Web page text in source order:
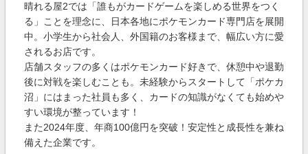
晴れる屋2では「誰もがカードゲームを楽しめる世界をつく
る」ことを理念に、日本各地にポケモンカード専門店を展開
中。小学生から社会人、外国籍のお客様まで、幅広い方に愛
されるお店です。
店舗スタッフの多くはポケモンカード好きで、休憩中や退勤
後に対戦を楽しむことも。未経験からスタートして「ポケカ
沼」にはまった社員も多く、カードの知識がなくても始めや
すい環境が整っています！
また2024年度、年商100億円を突破！安定性と成長性を兼ね
備えた企業です。